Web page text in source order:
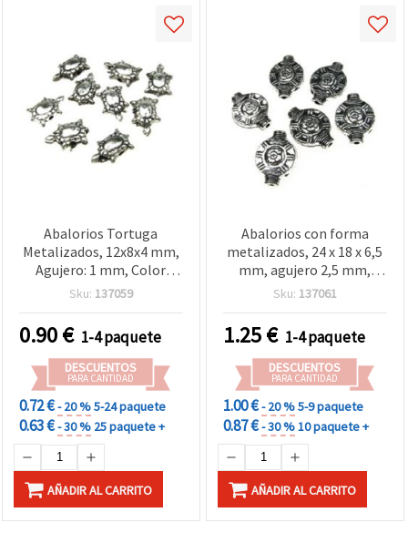
Abalorios Tortuga
Metalizados, 12x8x4 mm,
Agujero: 1 mm, Color
Plata – 20 g (~122 uds)
Sku: 137059
0.90€ 1-4 paquete
DESCUENTOS
PARA CANTIDAD
0.72 €- 20 %5-24 paquete
0.63 €- 30 % 25 paquete +
AÑADIR AL CARRITO
Abalorios con forma
metalizados, 24 x 18 x 6,5
mm, agujero 2,5 mm,
color plata, 50 g (~40 uds)
Sku: 137061
1.25€ 1-4 paquete
DESCUENTOS
PARA CANTIDAD
1.00 €- 20 %5-9 paquete
0.87 €- 30 %10 paquete +
AÑADIR AL CARRITO